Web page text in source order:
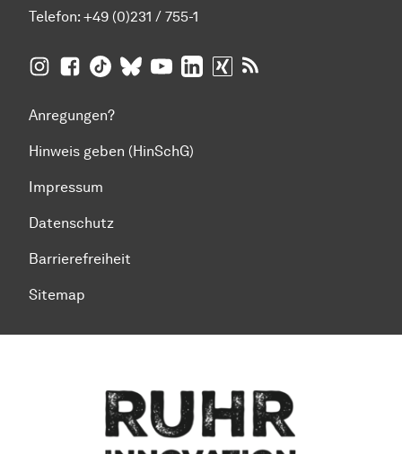
Telefon: +49 (0)231 / 755-1
TU Dortmund aufInsta­gram
TU Dortmund auf Facebook
TU Dortmund auf TikTok
TU Dortmund auf BlueSky
TU Dortmund auf YouTube
TU Dortmund auf LinkedIn
TU Dortmund auf XING
Anregungen?
Hinweis geben (HinSchG)
Impressum
Datenschutz
Barrierefreiheit
Sitemap